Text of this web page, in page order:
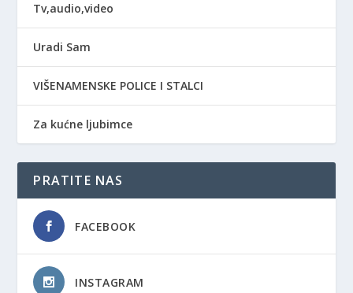
Tv,audio,video
Uradi Sam
VIŠENAMENSKE POLICE I STALCI
Za kućne ljubimce
PRATITE NAS
FACEBOOK
INSTAGRAM